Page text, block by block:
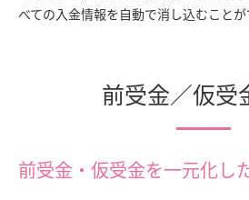
べての入金情報を自動で消し込むことが
前受金／仮受
前受金・仮受金を一元化し